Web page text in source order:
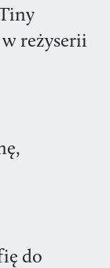
reżyserii
do